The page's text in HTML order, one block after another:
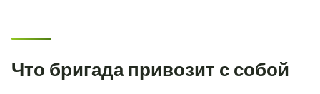
Что бригада привозит с собой